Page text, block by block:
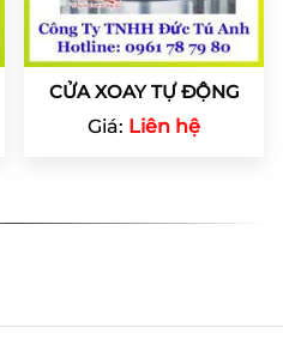
CỬA XOAY TỰ ĐỘNG
Giá: Liên hệ